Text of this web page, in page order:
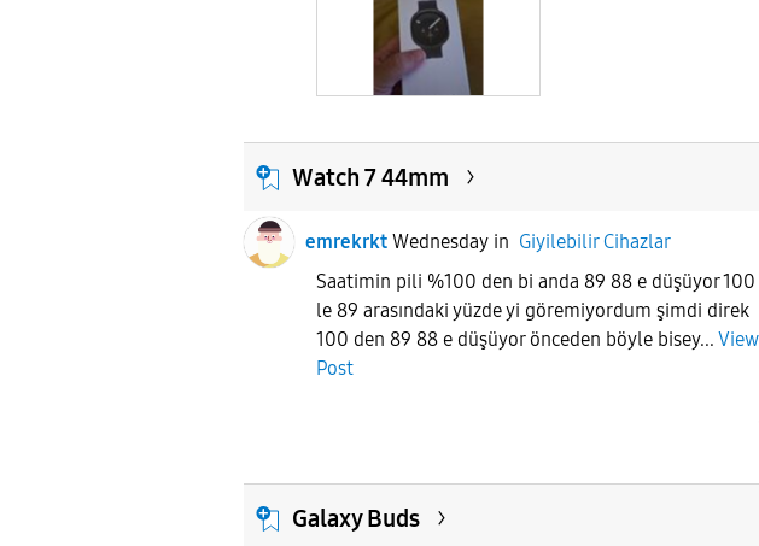
Watch 7 44mm
emrekrkt Wednesday in Giyilebilir Cihazlar
Saatimin pili %100 den bi anda 89 88 e düşüyor 100
le 89 arasındaki yüzde yi göremiyordum şimdi direk
100 den 89 88 e düşüyor önceden böyle bisey... View
Post
Galaxy Buds